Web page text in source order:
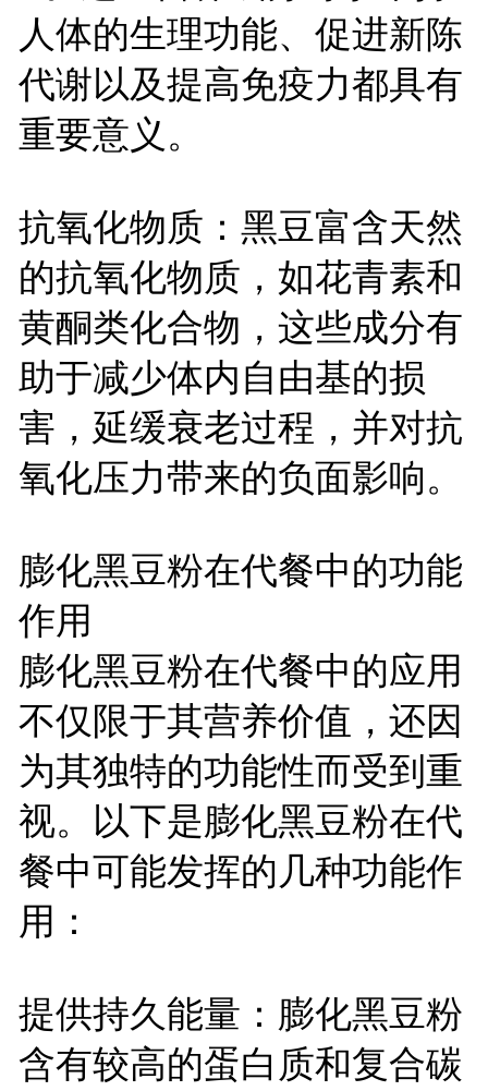
人体的生理功能、促进新陈
代谢以及提高免疫力都具有
重要意义。
抗氧化物质：黑豆富含天然
的抗氧化物质，如花青素和
黄酮类化合物，这些成分有
助于减少体内自由基的损
害，延缓衰老过程，并对抗
氧化压力带来的负面影响。
膨化黑豆粉在代餐中的功能
作用
膨化黑豆粉在代餐中的应用
不仅限于其营养价值，还因
为其独特的功能性而受到重
视。以下是膨化黑豆粉在代
餐中可能发挥的几种功能作
用：
提供持久能量：膨化黑豆粉
含有较高的蛋白质和复合碳